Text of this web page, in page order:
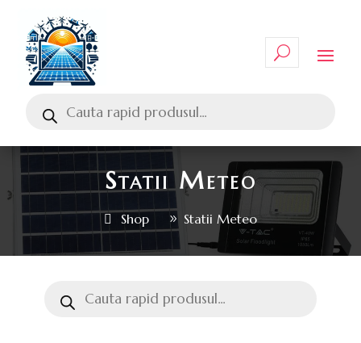
Statii Meteo
Shop Statii Meteo